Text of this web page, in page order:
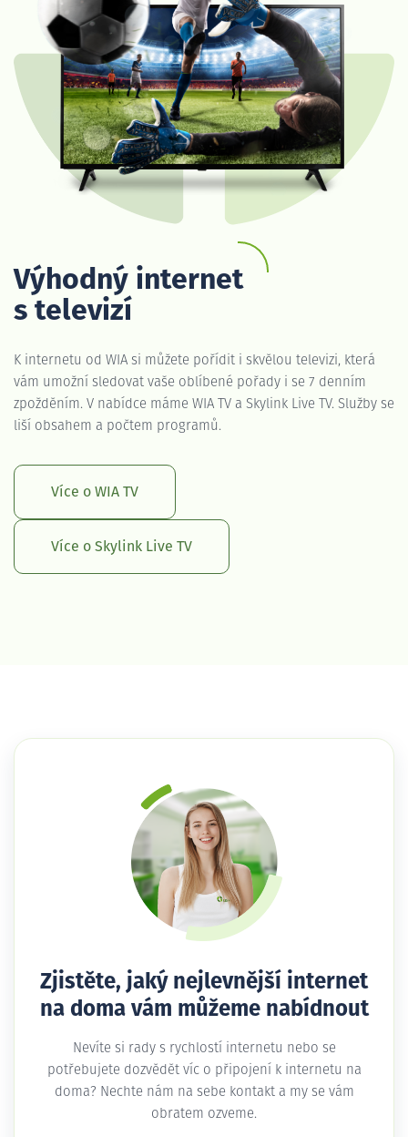
Výhodný internet
s televizí
K internetu od WIA si můžete pořídit i skvělou televizi, která
vám umožní sledovat vaše oblíbené pořady i se 7 denním
zpožděním. V nabídce máme WIA TV a Skylink Live TV. Služby se
liší obsahem a počtem programů.
Více o WIA TV
Více o Skylink Live TV
Zjistěte, jaký nejlevnější internet
na doma vám můžeme nabídnout
Nevíte si rady s rychlostí internetu nebo se
potřebujete dozvědět víc o připojení k internetu na
doma? Nechte nám na sebe kontakt a my se vám
obratem ozveme.